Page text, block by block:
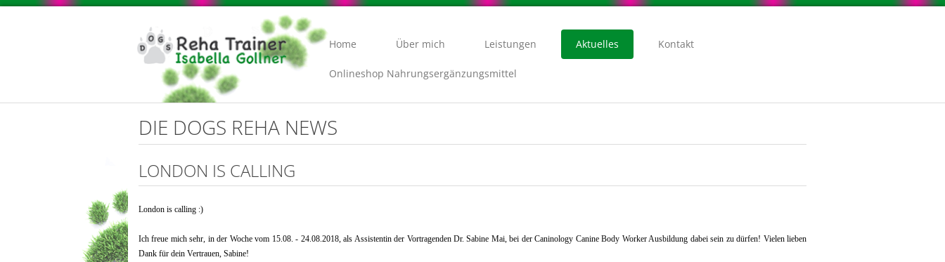
Home Über mich Leistungen Aktuelles Kontakt
Onlineshop Nahrungsergänzungsmittel
DIE DOGS REHA NEWS
LONDON IS CALLING
London is calling :)
Ich freue mich sehr, in der Woche vom 15.08. - 24.08.2018, als Assistentin der Vortragenden Dr. Sabine Mai, bei der Caninology Canine Body Worker Ausbildung dabei sein zu dürfen! Vielen lieben
Dank für dein Vertrauen, Sabine!